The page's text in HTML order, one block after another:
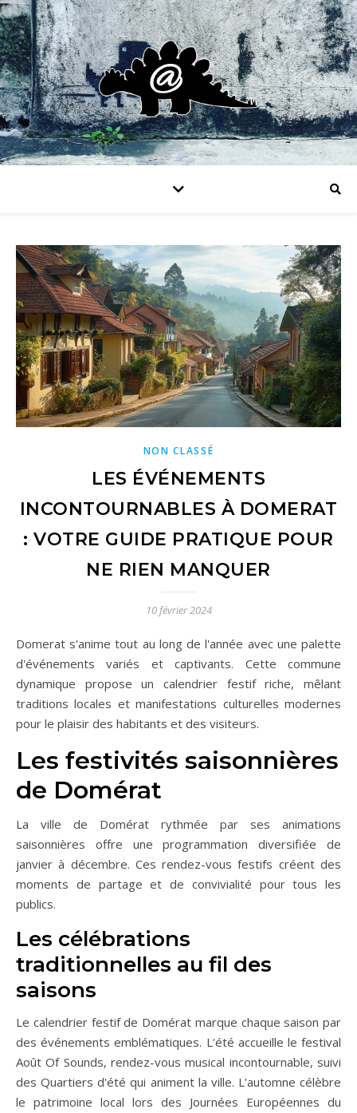
NON CLASSÉ
LES ÉVÉNEMENTS
INCONTOURNABLES À DOMERAT
: VOTRE GUIDE PRATIQUE POUR
NE RIEN MANQUER
10 février 2024
Domerat s'anime tout au long de l'année avec une palette
d'événements variés et captivants. Cette commune
dynamique propose un calendrier festif riche, mêlant
traditions locales et manifestations culturelles modernes
pour le plaisir des habitants et des visiteurs.
Les festivités saisonnières
de Domérat
La ville de Domérat rythmée par ses animations
saisonnières offre une programmation diversifiée de
janvier à décembre. Ces rendez-vous festifs créent des
moments de partage et de convivialité pour tous les
publics.
Les célébrations
traditionnelles au fil des
saisons
Le calendrier festif de Domérat marque chaque saison par
des événements emblématiques. L'été accueille le festival
Août Of Sounds, rendez-vous musical incontournable, suivi
des Quartiers d'été qui animent la ville. L'automne célèbre
le patrimoine local lors des Journées Européennes du